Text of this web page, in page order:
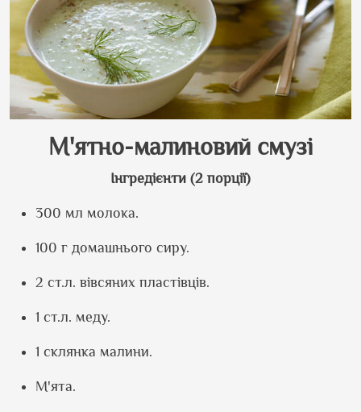
М'ятно-малиновий смузі
Інгредієнти (2 порції)
300 мл молока.
100 г домашнього сиру.
2 ст.л. вівсяних пластівців.
1 ст.л. меду.
1 склянка малини.
М'ята.